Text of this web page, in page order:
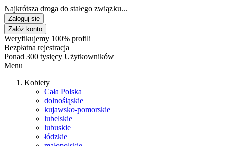
Najkrótsza droga do stałego związku...
Zaloguj się
Załóż konto
Weryfikujemy 100% profili
Bezpłatna rejestracja
Ponad 300 tysięcy Użytkowników
Menu
Kobiety
Cała Polska
dolnośląskie
kujawsko-pomorskie
lubelskie
lubuskie
łódzkie